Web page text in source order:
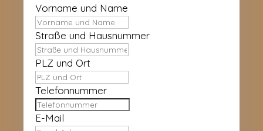
Vorname und Name
Straße und Hausnummer
PLZ und Ort
Telefonnummer
E-Mail